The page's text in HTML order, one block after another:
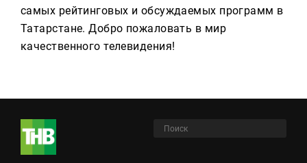
самых рейтинговых и обсуждаемых программ в
Татарстане. Добро пожаловать в мир
качественного телевидения!